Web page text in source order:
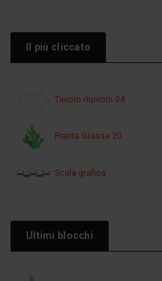
Il più cliccato
Tavolo riunioni 04
Pianta Grassa 20
Scala grafica
Ultimi blocchi